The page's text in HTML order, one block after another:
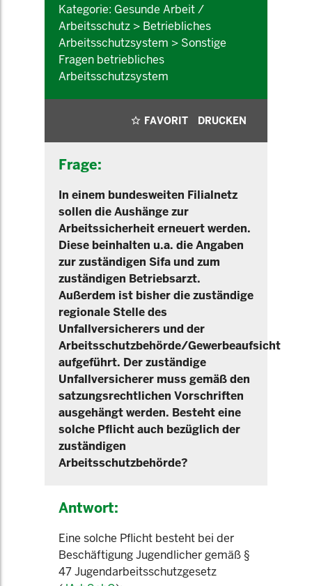
Kategorie: Gesunde Arbeit /
Arbeitsschutz > Betriebliches
Arbeitsschutzsystem > Sonstige
Fragen betriebliches
Arbeitsschutzsystem
FAVORIT DRUCKEN
Frage:
In einem bundesweiten Filialnetz
sollen die Aushänge zur
Arbeitssicherheit erneuert werden.
Diese beinhalten u.a. die Angaben
zur zuständigen Sifa und zum
zuständigen Betriebsarzt.
Außerdem ist bisher die zuständige
regionale Stelle des
Unfallversicherers und der
Arbeitsschutzbehörde/Gewerbeaufsicht
aufgeführt. Der zuständige
Unfallversicherer muss gemäß den
satzungsrechtlichen Vorschriften
ausgehängt werden. Besteht eine
solche Pflicht auch bezüglich der
zuständigen
Arbeitsschutzbehörde?
Antwort:
Eine solche Pflicht besteht bei der
Beschäftigung Jugendlicher gemäß §
47 Jugendarbeitsschutzgesetz